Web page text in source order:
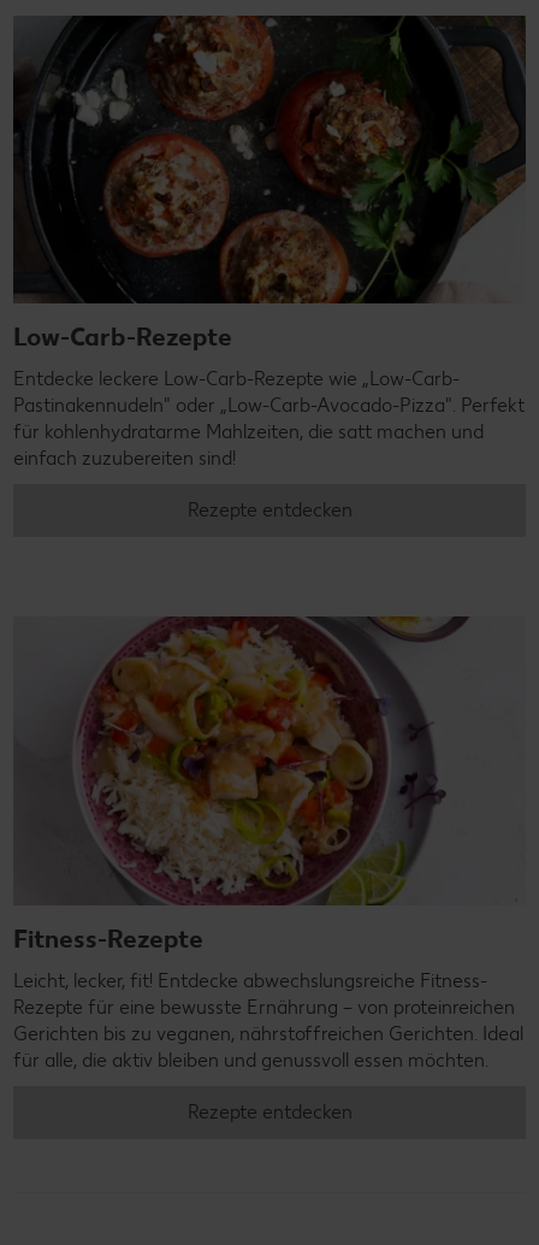
Low-Carb-Rezepte
Entdecke leckere Low-Carb-Rezepte wie „Low-Carb-
Pastinakennudeln" oder „Low-Carb-Avocado-Pizza". Perfekt
für kohlenhydratarme Mahlzeiten, die satt machen und
einfach zuzubereiten sind!
Rezepte entdecken
Fitness-Rezepte
Leicht, lecker, fit! Entdecke abwechslungsreiche Fitness-
Rezepte für eine bewusste Ernährung – von proteinreichen
Gerichten bis zu veganen, nährstoffreichen Gerichten. Ideal
für alle, die aktiv bleiben und genussvoll essen möchten.
Rezepte entdecken